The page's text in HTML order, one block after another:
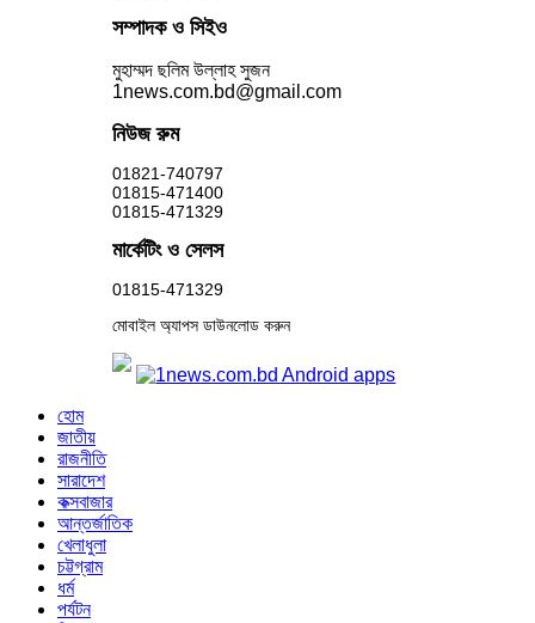
সম্পাদক ও সিইও
মুহাম্মদ ছলিম উল্লাহ সুজন
1news.com.bd@gmail.com
নিউজ রুম
01821-740797
01815-471400
01815-471329
মার্কেটিং ও সেলস
01815-471329
মোবাইল অ্যাপস ডাউনলোড করুন
হোম
জাতীয়
রাজনীতি
সারাদেশ
কক্সবাজার
আন্তর্জাতিক
খেলাধুলা
চট্টগ্রাম
ধর্ম
পর্যটন